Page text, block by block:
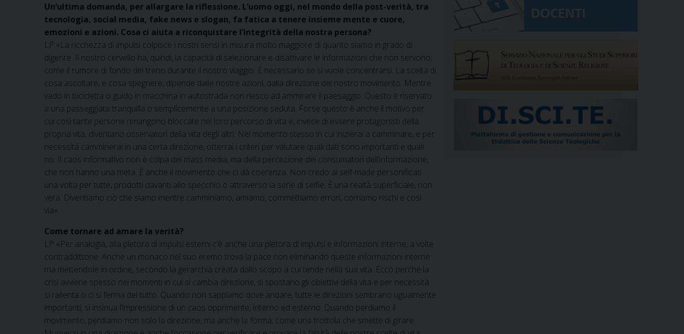
Un’ultima domanda, per allargare la riflessione. L’uomo oggi, nel mondo della post-verità, tra
tecnologia, social media, fake news e slogan, fa fatica a tenere insieme mente e cuore,
emozioni e azioni. Cosa ci aiuta a riconquistare l’integrità della nostra persona?
LP «La ricchezza di impulsi colpisce i nostri sensi in misura molto maggiore di quanto siamo in grado di
digerire. Il nostro cervello ha, quindi, la capacità di selezionare e disattivare le informazioni che non servono;
come il rumore di fondo del treno durante il nostro viaggio. È necessario se si vuole concentrarsi. La scelta di
cosa ascoltare, e cosa spegnere, dipende dalle nostre azioni, dalla direzione del nostro movimento. Mentre
vado in bicicletta o guido in macchina in autostrada non riesco ad ammirare il paesaggio. Questo è riservato
a una passeggiata tranquilla o semplicemente a una posizione seduta. Forse questo è anche il motivo per
cui così tante persone rimangono bloccate nel loro percorso di vita e, invece di essere protagonisti della
propria vita, diventano osservatori della vita degli altri. Nel momento stesso in cui inizierai a camminare, e per
necessità camminerai in una certa direzione, otterrai i criteri per valutare quali dati sono importanti e quali
no. Il caos informativo non è colpa dei mass media, ma della percezione dei consumatori dell’informazione,
che non hanno una meta. È anche il movimento che ci dà coerenza. Non credo ai self-made personificati
una volta per tutte, prodotti davanti allo specchio o attraverso la serie di selfie. È una realtà superficiale, non
vera. Diventiamo ciò che siamo mentre camminiamo, amiamo, commettiamo errori, corriamo rischi e così
via».
Come tornare ad amare la verità?
LP «Per analogia, alla pletora di impulsi esterni c’è anche una pletora di impulsi e informazioni interne, a volte
contraddittorie. Anche un monaco nel suo eremo trova la pace non eliminando queste informazioni interne
ma mettendole in ordine, secondo la gerarchia creata dallo scopo a cui tende nella sua vita. Ecco perché la
crisi avviene spesso nei momenti in cui si cambia direzione, si spostano gli obiettivi della vita e per necessità
si rallenta o ci si ferma del tutto. Quando non sappiamo dove andare, tutte le direzioni sembrano ugualmente
importanti, si insinua l’impressione di un caos opprimente, interno ed esterno. Quando perdiamo il
movimento, perdiamo non solo la direzione, ma anche la forma; come una trottola che smette di girare.